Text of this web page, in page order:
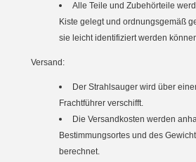
Alle Teile und Zubehörteile
Kiste gelegt und ordnungsgemäß
sie leicht identifiziert werden
Versand:
Der Strahlsauger wird über
Frachtführer verschifft.
Die Versandkosten werden
Bestimmungsortes und des
berechnet.